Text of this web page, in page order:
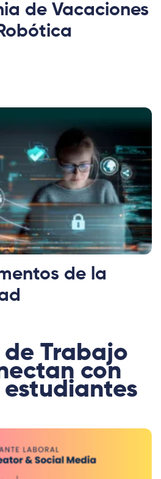
de Vacaciones
de la
Trabajo
con
estudiantes